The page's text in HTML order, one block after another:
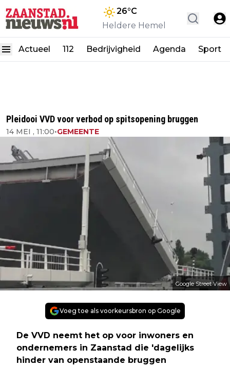
26°C
Heldere Hemel
Actueel 112 Bedrijvigheid Agenda Sport
Pleidooi VVD voor verbod op spitsopening bruggen
14 MEI , 11:00•GEMEENTE
Google Street View
Voeg toe als voorkeursbron op Google
De VVD neemt het op voor inwoners en
ondernemers in Zaanstad die 'dagelijks
hinder van openstaande bruggen